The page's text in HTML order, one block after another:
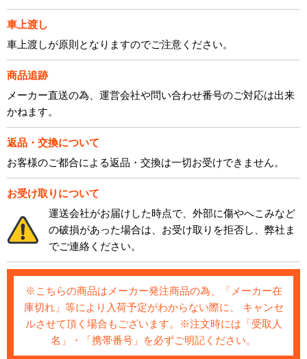
車上渡し
車上渡しが原則となりますのでご注意ください。
商品追跡
メーカー直送の為、運営会社や問い合わせ番号のご対応は出来
かねます。
返品・交換について
お客様のご都合による返品・交換は一切お受けできません。
お受け取りについて
運送会社がお届けした時点で、外部に傷やへこみなど
の破損があった場合は、お受け取りを拒否し、弊社ま
でご連絡ください。
※こちらの商品はメーカー発注商品の為、「メーカー在
庫切れ」等により入荷予定がわからない際に、 キャンセ
ルさせて頂く場合もございます。※注文時には「受取人
名」・「携帯番号」を必ずご明記ください。